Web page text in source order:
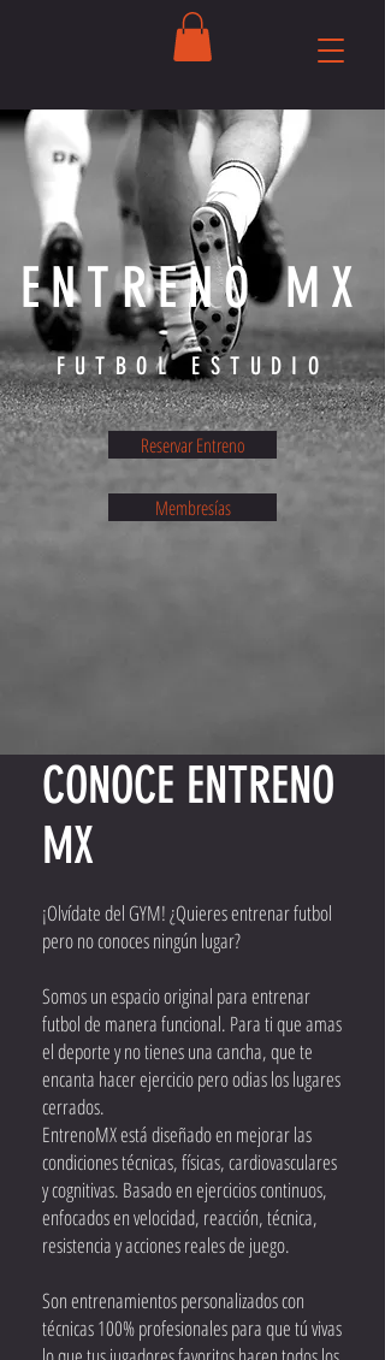
ENTRENO MX
FUTBOL ESTUDIO
Reservar Entreno
Membresías
CONOCE ENTRENO
MX
¡Olvídate del GYM! ¿Quieres entrenar futbol
pero no conoces ningún lugar?
Somos un espacio original para entrenar
futbol de manera funcional. Para ti que amas
el deporte y no tienes una cancha, que te
encanta hacer ejercicio pero odias los lugares
cerrados.
EntrenoMX está diseñado en mejorar las
condiciones técnicas, físicas, cardiovasculares
y cognitivas. Basado en ejercicios continuos,
enfocados en velocidad, reacción, técnica,
resistencia y acciones reales de juego.
​Son entrenamientos personalizados con
técnicas 100% profesionales para que tú vivas